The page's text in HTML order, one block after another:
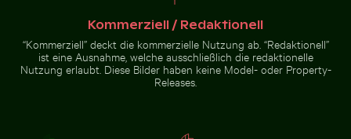
Gebäude mit
Turm im
Winter
Junge Pflanze wächst in
rissigem Boden
Zur Stock-Kollektion
Kommerziell / Redaktionell
“Kommerziell” deckt die kommerzielle Nutzung ab. “Redaktionell”
ist eine Ausnahme, welche ausschließlich die redaktionelle
Nutzung erlaubt. Diese Bilder haben keine Model- oder Property-
Releases.